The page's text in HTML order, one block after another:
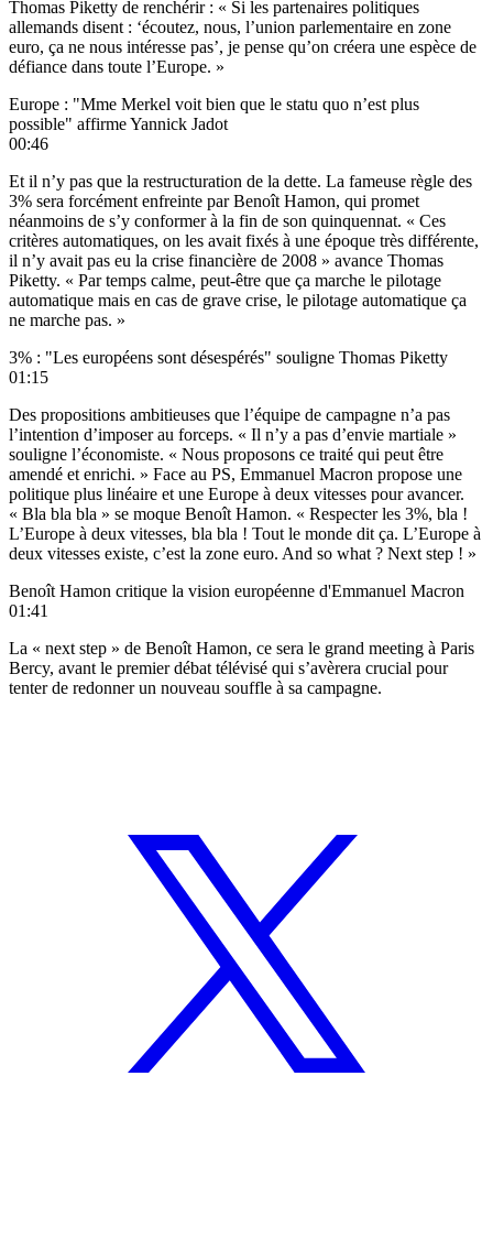
Thomas Piketty de renchérir : « Si les partenaires politiques
allemands disent : ‘écoutez, nous, l’union parlementaire en zone
euro, ça ne nous intéresse pas’, je pense qu’on créera une espèce de
défiance dans toute l’Europe. »
Europe : "Mme Merkel voit bien que le statu quo n’est plus
possible" affirme Yannick Jadot
00:46
Et il n’y pas que la restructuration de la dette. La fameuse règle des
3% sera forcément enfreinte par Benoît Hamon, qui promet
néanmoins de s’y conformer à la fin de son quinquennat. « Ces
critères automatiques, on les avait fixés à une époque très différente,
il n’y avait pas eu la crise financière de 2008 » avance Thomas
Piketty. « Par temps calme, peut-être que ça marche le pilotage
automatique mais en cas de grave crise, le pilotage automatique ça
ne marche pas. »
3% : "Les européens sont désespérés" souligne Thomas Piketty
01:15
Des propositions ambitieuses que l’équipe de campagne n’a pas
l’intention d’imposer au forceps. « Il n’y a pas d’envie martiale »
souligne l’économiste. « Nous proposons ce traité qui peut être
amendé et enrichi. » Face au PS, Emmanuel Macron propose une
politique plus linéaire et une Europe à deux vitesses pour avancer.
« Bla bla bla » se moque Benoît Hamon. « Respecter les 3%, bla !
L’Europe à deux vitesses, bla bla ! Tout le monde dit ça. L’Europe à
deux vitesses existe, c’est la zone euro. And so what ? Next step ! »
Benoît Hamon critique la vision européenne d'Emmanuel Macron
01:41
La « next step » de Benoît Hamon, ce sera le grand meeting à Paris
Bercy, avant le premier débat télévisé qui s’avèrera crucial pour
tenter de redonner un nouveau souffle à sa campagne.